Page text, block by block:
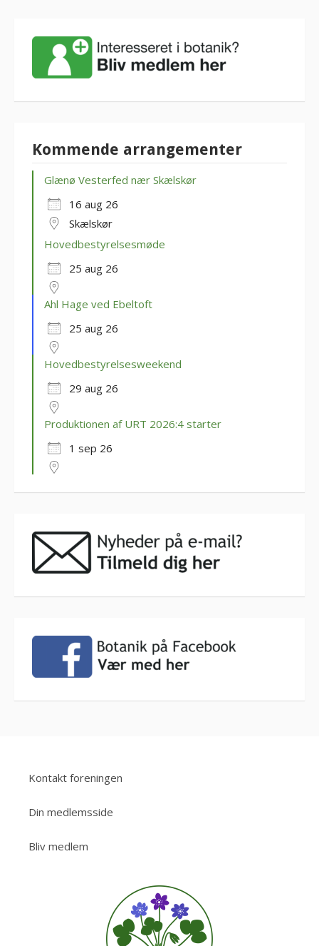
Kommende arrangementer
Glænø Vesterfed nær Skælskør
16 aug 26
Skælskør
Hovedbestyrelsesmøde
25 aug 26
Ahl Hage ved Ebeltoft
25 aug 26
Hovedbestyrelsesweekend
29 aug 26
Produktionen af URT 2026:4 starter
1 sep 26
Kontakt foreningen
Din medlemsside
Bliv medlem